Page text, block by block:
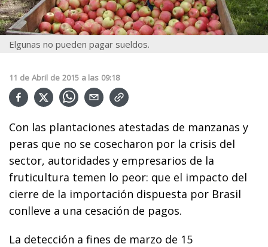
Elgunas no pueden pagar sueldos.
11 de Abril de 2015 a las 09:18
Con las plantaciones atestadas de manzanas y
peras que no se cosecharon por la crisis del
sector, autoridades y empresarios de la
fruticultura temen lo peor: que el impacto del
cierre de la importación dispuesta por Brasil
conlleve a una cesación de pagos.
La detección a fines de marzo de 15